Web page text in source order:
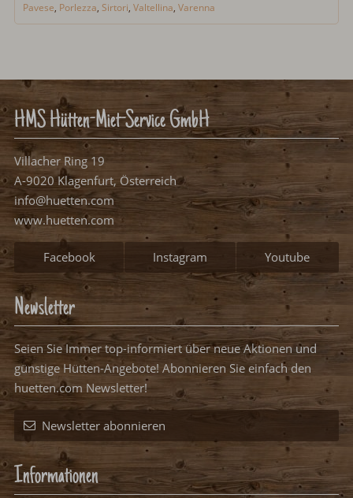
Pavese, Porlezza, Sirtori, Valtellina, Varenna
HMS Hütten-Miet-Service GmbH
Villacher Ring 19
A-9020 Klagenfurt, Österreich
info@huetten.com
www.huetten.com
Facebook Instagram Youtube
Newsletter
Seien Sie Immer top-informiert über neue Aktionen und
günstige Hütten-Angebote! Abonnieren Sie einfach den
huetten.com Newsletter!
Newsletter abonnieren
Informationen